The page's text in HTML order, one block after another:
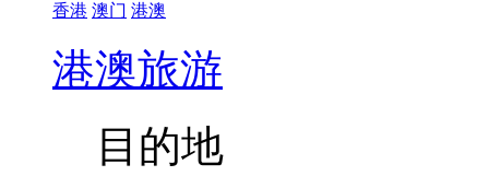
香港 澳门 港澳
港澳旅游
目的地